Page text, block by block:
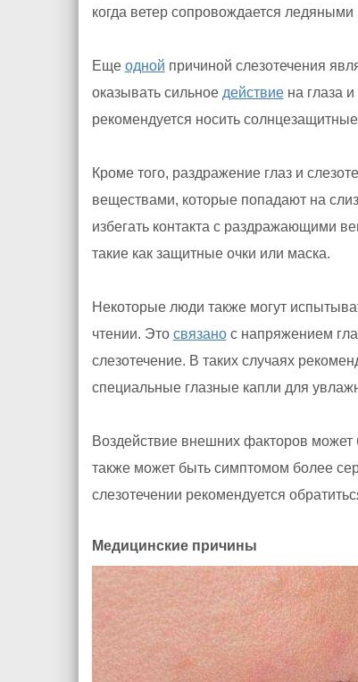
когда ветер сопровождается
Еще одной причиной слезотечения
оказывать сильное действиена глаза и
рекомендуется носить солнцезащитные
Кроме того, раздражение глаз и
веществами, которые попадают на
избегать контакта с раздражающими
такие как защитные очки или маска.
Некоторые люди также могут
чтении. Это связанос напряжением
слезотечение. В таких случаях
специальные глазные капли для
Воздействие внешних факторов может
также может быть симптомом более
слезотечении рекомендуется
Медицинские причины